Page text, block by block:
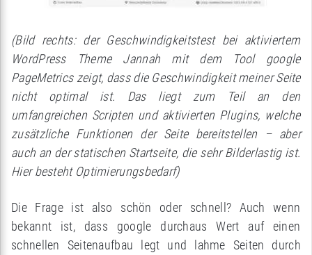
(Bild rechts: der Geschwindigkeitstest bei aktiviertem
WordPress Theme Jannah mit dem Tool google
PageMetrics zeigt, dass die Geschwindigkeit meiner Seite
nicht optimal ist. Das liegt zum Teil an den
umfangreichen Scripten und aktivierten Plugins, welche
zusätzliche Funktionen der Seite bereitstellen – aber
auch an der statischen Startseite, die sehr Bilderlastig ist.
Hier besteht Optimierungsbedarf)
Die Frage ist also schön oder schnell? Auch wenn
bekannt ist, dass google durchaus Wert auf einen
schnellen Seitenaufbau legt und lahme Seiten durch